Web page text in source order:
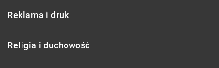
Reklama i druk
Religia i duchowość